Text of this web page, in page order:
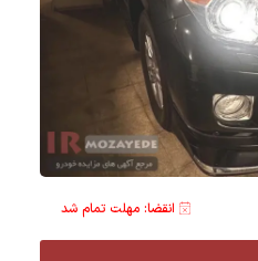
انقضا: مهلت تمام شد